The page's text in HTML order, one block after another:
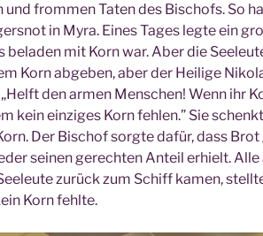
und from­men Taten des Bischofs. So
in Myra. Eines Tages leg­te ein
bela­den mit Korn war. Aber die
Korn abge­ben, aber der Hei­li­ge
den armen Men­schen! Wenn ihr
kein ein­zi­ges Korn feh­len.” Sie
Der Bischof sorg­te dafür, dass
sei­nen gerech­ten Anteil erhielt.
zurück zum Schiff kamen,
Korn fehlte.